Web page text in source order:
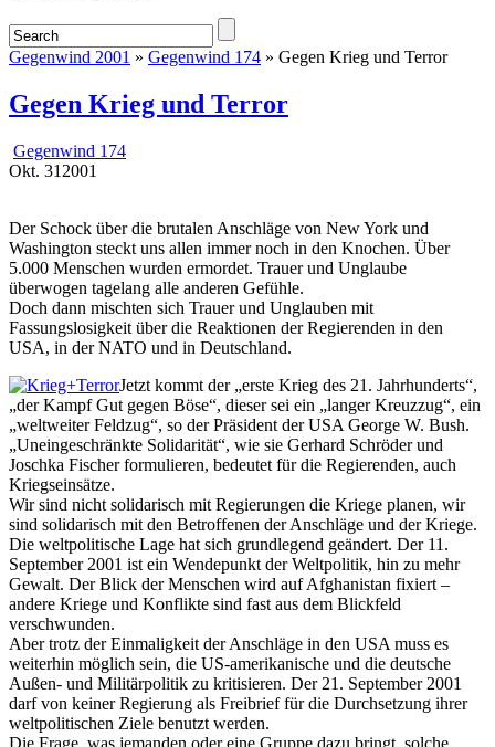
Gegenwind 2001 » Gegenwind 174 » Gegen Krieg und Terror
Gegen Krieg und Terror
Gegenwind 174
Okt. 31 2001
Der Schock über die brutalen Anschläge von New York und
Washington steckt uns allen immer noch in den Knochen. Über
5.000 Menschen wurden ermordet. Trauer und Unglaube
überwogen tagelang alle anderen Gefühle.
Doch dann mischten sich Trauer und Unglauben mit
Fassungslosigkeit über die Reaktionen der Regierenden in den
USA, in der NATO und in Deutschland.
Jetzt kommt der „erste Krieg des 21. Jahrhunderts“,
„der Kampf Gut gegen Böse“, dieser sei ein „langer Kreuzzug“, ein
„weltweiter Feldzug“, so der Präsident der USA George W. Bush.
„Uneingeschränkte Solidarität“, wie sie Gerhard Schröder und
Joschka Fischer formulieren, bedeutet für die Regierenden, auch
Kriegseinsätze.
Wir sind nicht solidarisch mit Regierungen die Kriege planen, wir
sind solidarisch mit den Betroffenen der Anschläge und der Kriege.
Die weltpolitische Lage hat sich grundlegend geändert. Der 11.
September 2001 ist ein Wendepunkt der Weltpolitik, hin zu mehr
Gewalt. Der Blick der Menschen wird auf Afghanistan fixiert –
andere Kriege und Konflikte sind fast aus dem Blickfeld
verschwunden.
Aber trotz der Einmaligkeit der Anschläge in den USA muss es
weiterhin möglich sein, die US-amerikanische und die deutsche
Außen- und Militärpolitik zu kritisieren. Der 21. September 2001
darf von keiner Regierung als Freibrief für die Durchsetzung ihrer
weltpolitischen Ziele benutzt werden.
Die Frage, was jemanden oder eine Gruppe dazu bringt, solche